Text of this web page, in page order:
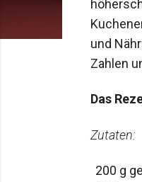
und
Zahlen
Das
Zutaten:
200 g